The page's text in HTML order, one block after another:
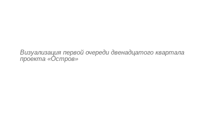
Визуализация первой очереди двенадцатого квартала
проекта «Остров»